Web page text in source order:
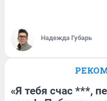
Надежда Губарь
«Я тебя счас ***,